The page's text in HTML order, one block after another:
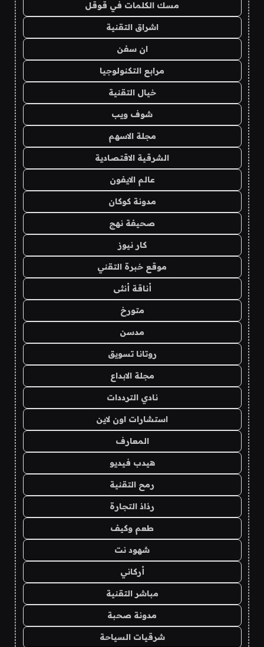
مسك الكلمات في قوقل
اشراق التقنية
ان سفن
مرابع التكنولوجيا
خيال التقنية
شوف ويب
مجلة الاسهم
الشرقية الاقتصادية
عالم الايفون
مدونة كوكان
صحيفة نهج
كار نيوز
موقع خبرة التقني
أناقة أنثى
متورخ
مدسن
روتانا تسويق
مجلة الابداع
نادي الترددات
استشارات اون لاين
المعارف
هيدب فيديو
رمح التقنية
رذاذ التجارة
طعم وكيف
شهود نت
أركاني
مباشر التقنية
مدونة صحبة
شرقيات السياحة